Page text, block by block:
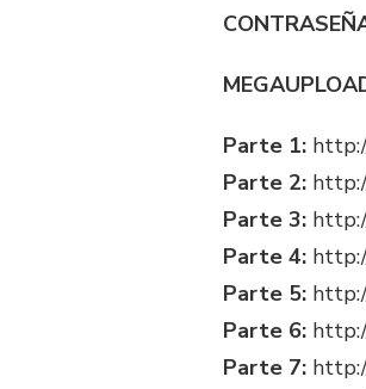
Parte 1:
Parte 2:
Parte 3:
Parte 4:
Parte 5:
Parte 6:
Parte 7: